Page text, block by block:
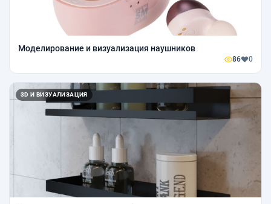
Моделирование и визуализация наушников
86 0
3D И ВИЗУАЛИЗАЦИЯ